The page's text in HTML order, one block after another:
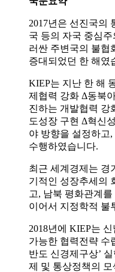
2017년은 선진국의
국 등의 자국 중심
러싼 주변국의 불협
증대되었던 한 해였
KIEP는 지난 한 해
제협력 강화 Δ동북
진하는 개발협력 강
도성장 구현 Δ혁신
야 방향을 설정하고
수행하였습니다.
최근 세계경제는 경
기적인 성장추세의
고, 남북 평화관계
이어서 지정학적 불
2018년에 KIEP는
가능한 협력전략 수
반도 신경제구상’
제 및 통상정책의